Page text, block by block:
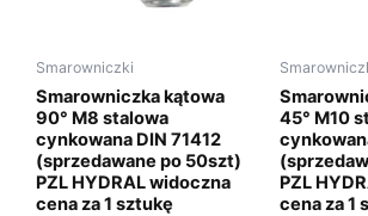
Smarowniczki
Smarowniczka kątowa
90° M8 stalowa
cynkowana DIN 71412
(sprzedawane po 50szt)
PZL HYDRAL widoczna
cena za 1 sztukę
45° M10
PZL
cena za 1